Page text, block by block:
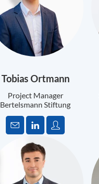
Tobias Ortmann
Project Manager
Bertelsmann Stiftung